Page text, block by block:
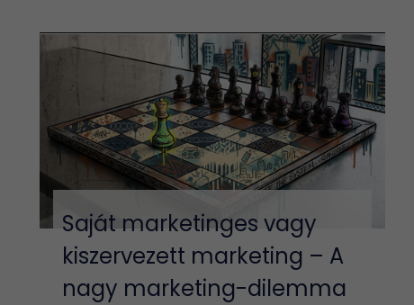
Saját marketinges vagy
kiszervezett marketing – A
nagy marketing-dilemma